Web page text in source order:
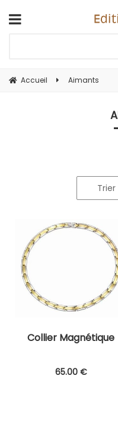
Accueil Aimants
Collier Magnétique
65.00 €